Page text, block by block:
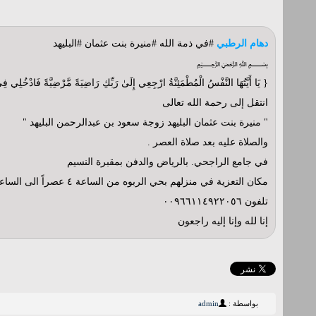
دهام الرطبي #في ذمة الله #منيرة بنت عثمان #البليهد
﷽
{ يَا أَيَّتُهَا النَّفْسُ الْمُطْمَئِنَّةُ ارْجِعِي إِلَىٰ رَبِّكِ رَاضِيَةً مَّرْضِيَّةً فَادْخُلِي
انتقل إلى رحمة الله تعالى
" منيرة بنت عثمان البليهد زوجة سعود بن عبدالرحمن البليهد "
والصلاة عليه بعد صلاة العصر .
في جامع الراجحي. بالرياض والدفن بمقبرة النسيم
مكان التعزية في منزلهم بحي الربوه من الساعة ٤ عصراً الى الساعة ٨ مساءً
تلفون ٠٠٩٦٦١١٤٩٢٢٠٥٦
إنا لله وإنا إليه راجعون
بواسطة : admin